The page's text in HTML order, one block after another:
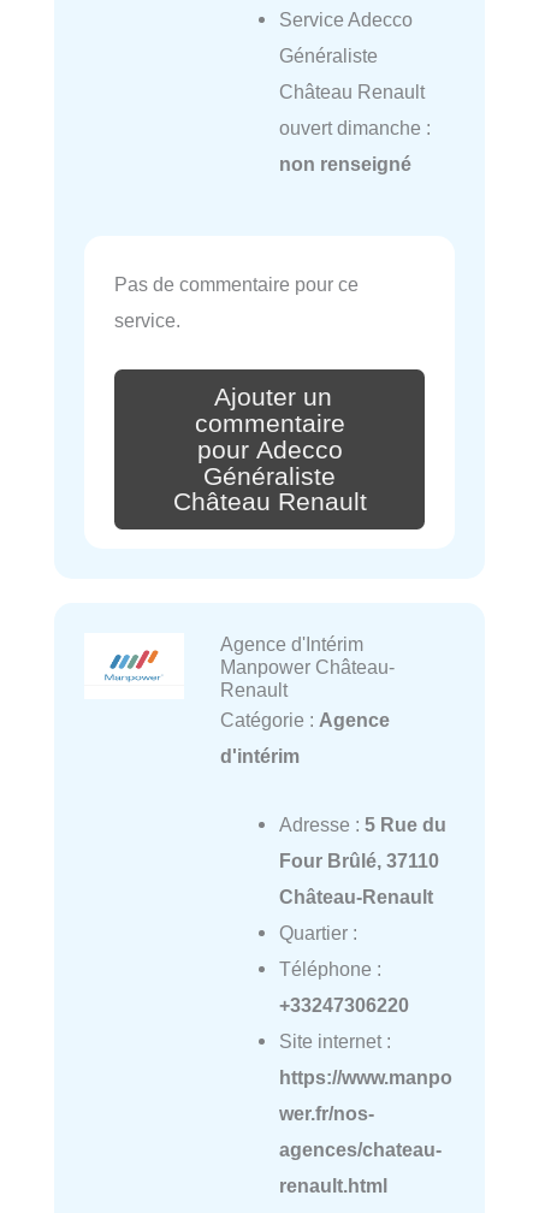
Service Adecco
Généraliste
Château Renault
ouvert dimanche :
non renseigné
Pas de commentaire pour ce
service.
Ajouter un
commentaire
pour Adecco
Généraliste
Château Renault
Agence d'Intérim
Manpower Château-
Renault
Catégorie : Agence
d'intérim
Adresse : 5 Rue du
Four Brûlé, 37110
Château-Renault
Quartier :
Téléphone :
+33247306220
Site internet :
https://www.manpo
wer.fr/nos-
agences/chateau-
renault.html